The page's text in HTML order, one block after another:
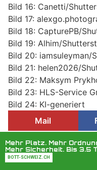
Bild 16: Canetti/
Bild 17:
Bild 18: CapturePB/
Bild 19: Alhim/
Bild 20: iamsuleyman/
Bild 21: helen2026/
Bild 22: Maksym
Bild 23: HLS-Service
Bild 24: KI-generiert
Mail
KEG GmbH:
Solarstrom optimal